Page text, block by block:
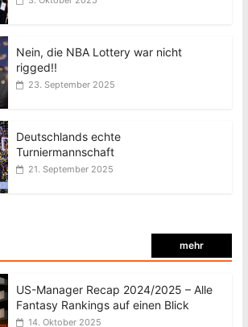
Nein, die NBA Lottery war nicht
rigged!!
23. September 2025
Deutschlands echte
Turniermannschaft
21. September 2025
mehr
US-Manager Recap 2024/2025 – Alle
Fantasy Rankings auf einen Blick
14. Oktober 2025